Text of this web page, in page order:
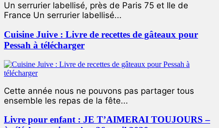
Un serrurier labellisé, près de Paris 75 et Ile de
France Un serrurier labellisé...
Cuisine Juive : Livre de recettes de gâteaux pour
Pessah à télécharger
Cette année nous ne pouvons pas partager tous
ensemble les repas de la fête...
Livre pour enfant : JE T’AIMERAI TOUJOURS –